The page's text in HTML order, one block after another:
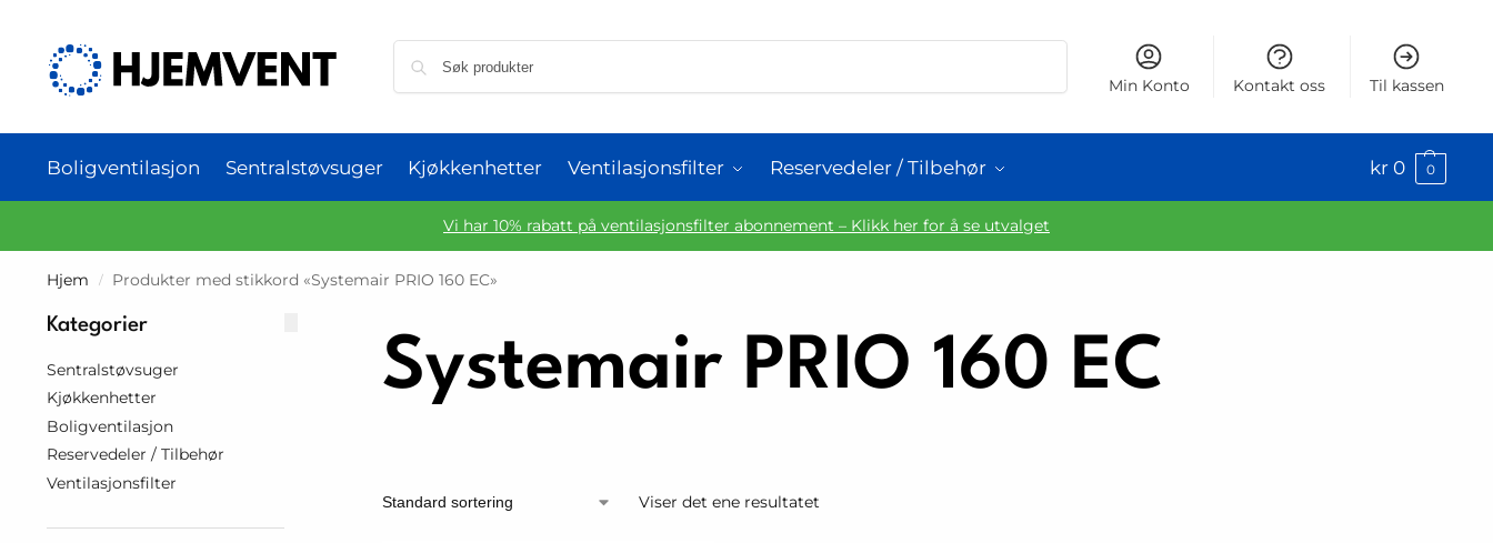
Min Konto Kontakt oss Til kassen
Boligventilasjon Sentralstøvsuger Kjøkkenhetter Ventilasjonsfilter Reservedeler / Tilbehør kr 0 0
Vi har 10% rabatt på ventilasjonsfilter abonnement – Klikk her for å se utvalget
Hjem / Produkter med stikkord «Systemair PRIO 160 EC»
Systemair PRIO 160 EC
Viser det ene resultatet
Kategorier
Sentralstøvsuger
Kjøkkenhetter
Boligventilasjon
Reservedeler / Tilbehør
Ventilasjonsfilter